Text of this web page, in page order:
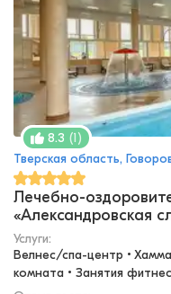
8.3 (1)
Тверская область,
Лечебно-
«Александровская
Услуги:
Велнес/спа-центр •
комната • Занятия